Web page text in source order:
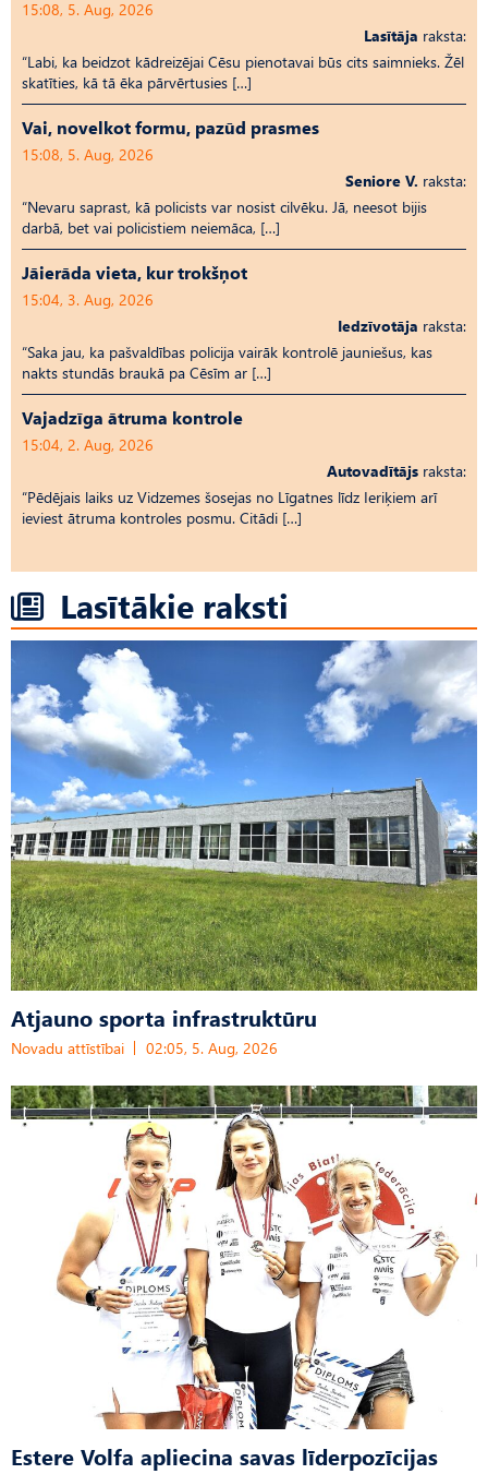
15:08, 5. Aug, 2026
Lasītāja raksta:
“Labi, ka beidzot kādreizējai Cēsu pienotavai būs cits saimnieks. Žēl
skatīties, kā tā ēka pārvērtusies […]
Vai, novelkot formu, pazūd prasmes
15:08, 5. Aug, 2026
Seniore V. raksta:
“Nevaru saprast, kā policists var nosist cilvēku. Jā, neesot bijis
darbā, bet vai policistiem neiemāca, […]
Jāierāda vieta, kur trokšņot
15:04, 3. Aug, 2026
Iedzīvotāja raksta:
“Saka jau, ka pašvaldības policija vairāk kontrolē jauniešus, kas
nakts stundās braukā pa Cēsīm ar […]
Vajadzīga ātruma kontrole
15:04, 2. Aug, 2026
Autovadītājs raksta:
“Pēdējais laiks uz Vid­ze­mes šosejas no Līgatnes līdz Ieriķiem arī
ieviest ātruma kontroles posmu. Citādi […]
Lasītākie raksti
Atjauno sporta infrastruktūru
Novadu attīstībai 02:05, 5. Aug, 2026
Estere Volfa apliecina savas līderpozīcijas